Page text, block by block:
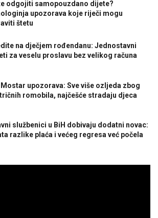
odgojiti samopouzdano dijete?
upozorava koje riječi mogu
štetu
na dječjem rođendanu: Jednostavni
za veselu proslavu bez velikog računa
Mostar upozorava: Sve više ozljeda zbog
romobila, najčešće stradaju djeca
službenici u BiH dobivaju dodatni novac:
razlike plaća i većeg regresa već počela